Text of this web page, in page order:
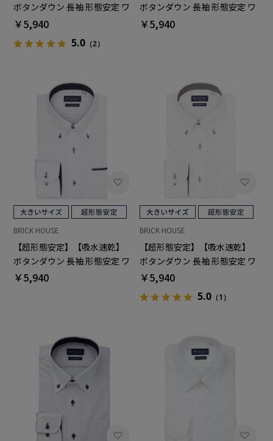
ボタンダウン 長袖 形態安定 ワ
イシャツ 大きいサイズ
￥5,940
5.0（2）
ボタンダウン 長袖 形態安定 ワ
イシャツ 大きいサイズ
￥5,940
BRICK HOUSE
【超形態安定】【吸水速乾】
ボタンダウン 長袖 形態安定 ワ
イシャツ 大きいサイズ
￥5,940
BRICK HOUSE
【超形態安定】【吸水速乾】
ボタンダウン 長袖 形態安定 ワ
イシャツ 大きいサイズ
￥5,940
5.0 （1）